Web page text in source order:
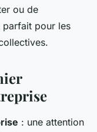
ou de
parfait pour les
: une attention